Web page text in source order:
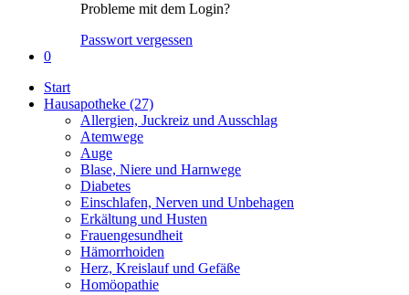
Probleme mit dem Login?
Passwort vergessen
0
Start
Hausapotheke (27)
Allergien, Juckreiz und Ausschlag
Atemwege
Auge
Blase, Niere und Harnwege
Diabetes
Einschlafen, Nerven und Unbehagen
Erkältung und Husten
Frauengesundheit
Hämorrhoiden
Herz, Kreislauf und Gefäße
Homöopathie